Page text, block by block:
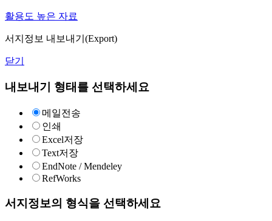
활용도 높은 자료
서지정보 내보내기(Export)
닫기
내보내기 형태를 선택하세요
메일전송
인쇄
Excel저장
Text저장
EndNote / Mendeley
RefWorks
서지정보의 형식을 선택하세요